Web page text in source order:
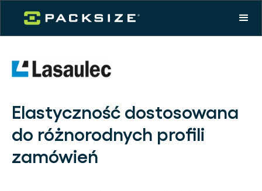
Elastyczność dostosowana
do różnorodnych profili
zamówień